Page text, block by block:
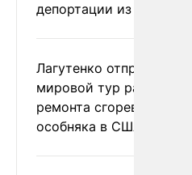
депортации из России
Лагутенко отправился в
мировой тур ради
ремонта сгоревшего
особняка в США